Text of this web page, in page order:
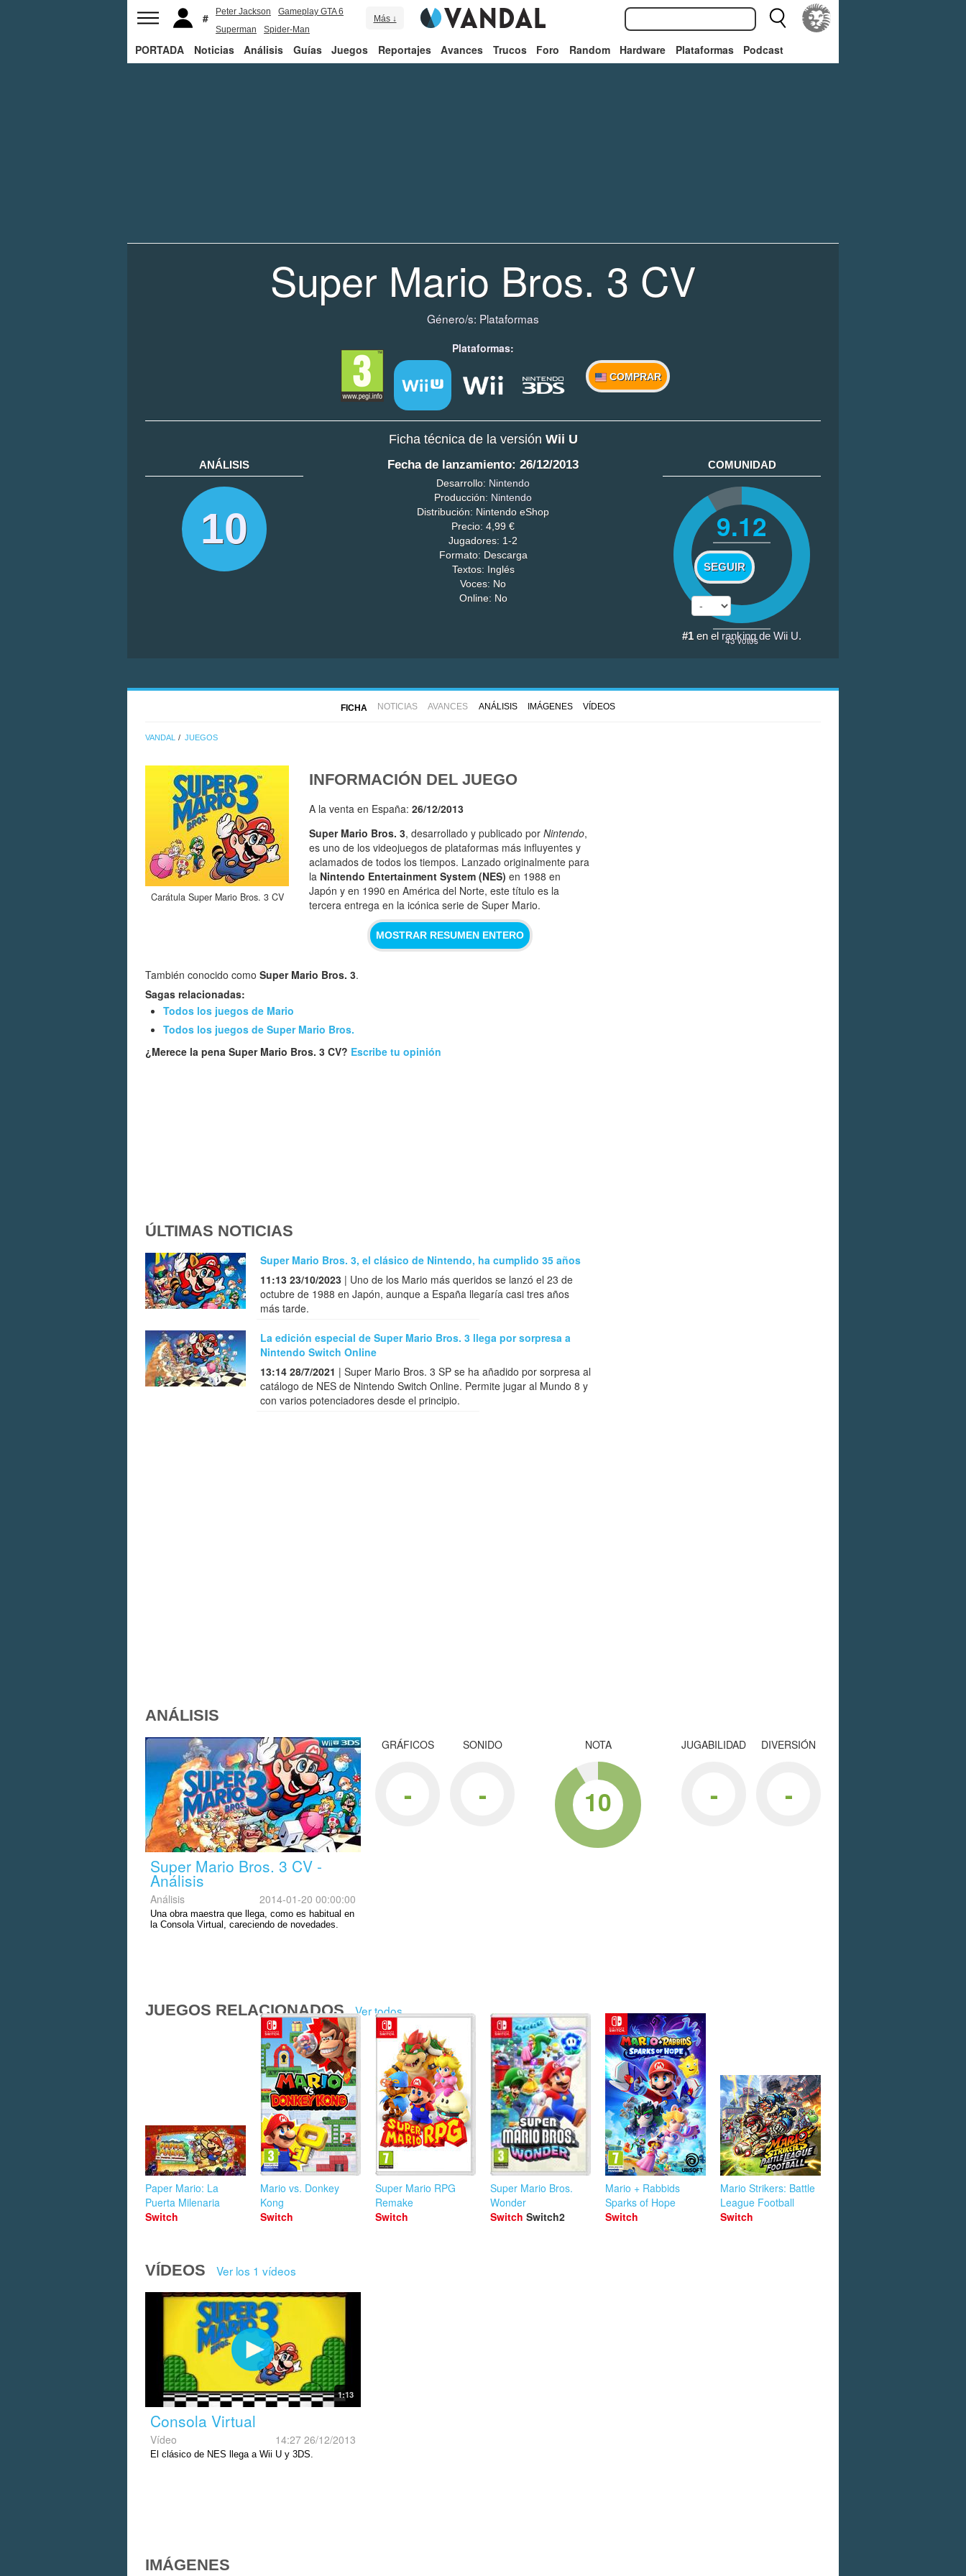
Peter Jackson
Gameplay GTA 6
Superman
Spider-Man
Más ↓
PORTADA Noticias Análisis Guías Juegos Reportajes Avances Trucos Foro Random Hardware Plataformas Podcast
Super Mario Bros. 3 CV
Género/s: Plataformas
Plataformas:
COMPRAR
Ficha técnica de la versión Wii U
ANÁLISIS
10
Fecha de lanzamiento: 26/12/2013
Desarrollo: Nintendo
Producción: Nintendo
Distribución: Nintendo eShop
Precio: 4,99 €
Jugadores: 1-2
Formato: Descarga
Textos: Inglés
Voces: No
Online: No
COMUNIDAD
9.12
SEGUIR
43votos
#1 en el ranking de Wii U.
FICHA NOTICIAS AVANCES ANÁLISIS IMÁGENES VÍDEOS
VANDAL JUEGOS
Carátula Super Mario Bros. 3 CV
INFORMACIÓN DEL JUEGO
A la venta en España: 26/12/2013
Super Mario Bros. 3, desarrollado y publicado por Nintendo,
es uno de los videojuegos de plataformas más influyentes y
aclamados de todos los tiempos. Lanzado originalmente para
la Nintendo Entertainment System (NES) en 1988 en
Japón y en 1990 en América del Norte, este título es la
tercera entrega en la icónica serie de Super Mario.
MOSTRAR RESUMEN ENTERO
También conocido como Super Mario Bros. 3.
Sagas relacionadas:
Todos los juegos de Mario
Todos los juegos de Super Mario Bros.
¿Merece la pena Super Mario Bros. 3 CV? Escribe tu opinión
ÚLTIMAS NOTICIAS
Super Mario Bros. 3, el clásico de Nintendo, ha cumplido 35 años
11:13 23/10/2023 | Uno de los Mario más queridos se lanzó el 23 de
octubre de 1988 en Japón, aunque a España llegaría casi tres años
más tarde.
La edición especial de Super Mario Bros. 3 llega por sorpresa a
Nintendo Switch Online
13:14 28/7/2021 | Super Mario Bros. 3 SP se ha añadido por sorpresa al
catálogo de NES de Nintendo Switch Online. Permite jugar al Mundo 8 y
con varios potenciadores desde el principio.
ANÁLISIS
Super Mario Bros. 3 CV -
Análisis
Análisis 2014-01-20 00:00:00
Una obra maestra que llega, como es habitual en
la Consola Virtual, careciendo de novedades.
GRÁFICOS
-
SONIDO
-
NOTA
10
DIVERSIÓN
-
JUGABILIDAD
-
JUEGOS RELACIONADOS Ver todos
Paper Mario: La
Puerta Milenaria
Switch
Mario vs. Donkey
Kong
Switch
Super Mario RPG
Remake
Switch
Super Mario Bros.
Wonder
Switch Switch2
Mario + Rabbids
Sparks of Hope
Switch
Mario Strikers: Battle
League Football
Switch
VÍDEOS Ver los 1 vídeos
1:13
Consola Virtual
Vídeo 14:27 26/12/2013
El clásico de NES llega a Wii U y 3DS.
IMÁGENES